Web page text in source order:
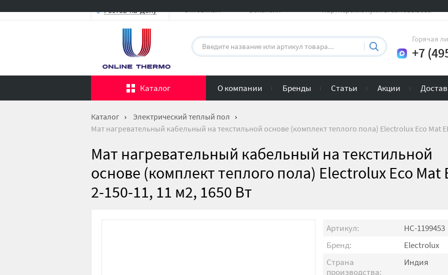
Ростов-на-Дону Оптовикам Вакансии Партнерские пункты самовывоза
Горячая
+7
Каталог О компании Бренды Статьи Акции
Каталог
Электрический теплый пол
Мат нагревательный кабельный на текстильной основе (комплект теплого пола) Electrolux Eco Mat
Мат нагревательный кабельный на текстильной
основе (комплект теплого пола) Electrolux Eco Mat
2-150-11, 11 м2, 1650 Вт
Артикул:
НС-1199453
Бренд:
Electrolux
Страна
производства:
Индия